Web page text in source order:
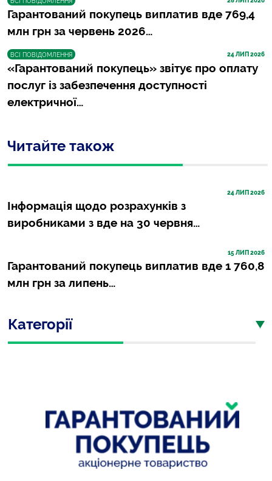
Гарантований покупець виплатив вде 769,4
млн грн за червень 2026…
ВСІ ПОВІДОМЛЕННЯ 24 ЛИП 2026
«Гарантований покупець» звітує про оплату
послуг із забезпечення доступності
електричної…
Читайте також
24 ЛИП 2026
Інформація щодо розрахунків з
виробниками з вде на 30 червня…
15 ЛИП 2026
Гарантований покупець виплатив вде 1 760,8
млн грн за липень…
Категорії